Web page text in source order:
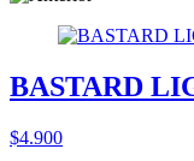
BASTARD
$4.900